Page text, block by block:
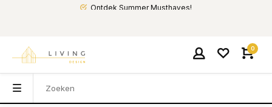
Ontdek Summer Musthaves!
0